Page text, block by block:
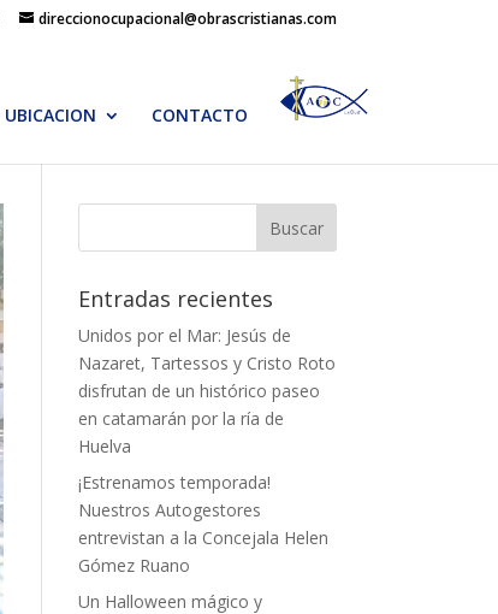
direccionocupacional@obrascristianas.com
UBICACION CONTACTO
Entradas recientes
Unidos por el Mar: Jesús de
Nazaret, Tartessos y Cristo Roto
disfrutan de un histórico paseo
en catamarán por la ría de
Huelva
¡Estrenamos temporada!
Nuestros Autogestores
entrevistan a la Concejala Helen
Gómez Ruano
Un Halloween mágico y